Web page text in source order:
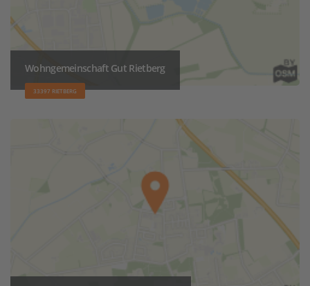
Wohngemeinschaft Gut Rietberg
33397 RIETBERG